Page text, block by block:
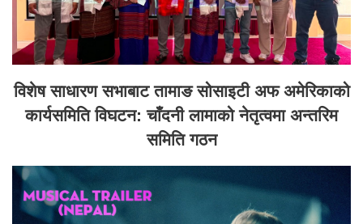
विशेष साधारण सभाबाट तामाङ सोसाइटी अफ अमेरिकाको
कार्यसमिति विघटन: चाँदनी लामाको नेतृत्वमा अन्तरिम
समिति गठन